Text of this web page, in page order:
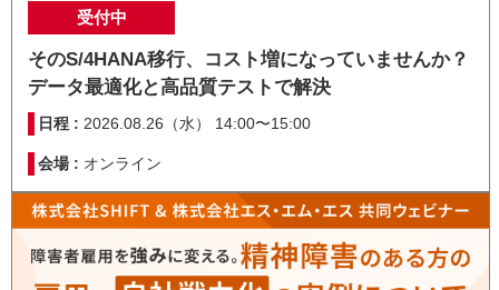
受付中
そのS/4HANA移行、コスト増になっていませんか？
データ最適化と高品質テストで解決
日程 : 2026.08.26（水） 14:00〜15:00
会場 : オンライン